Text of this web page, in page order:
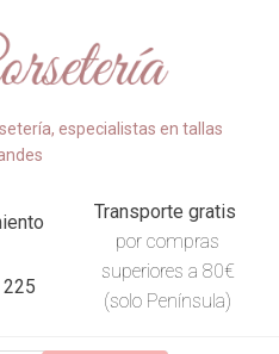
especialistas en tallas
Transporte gratis
por compras
superiores a 80€
(solo Península)